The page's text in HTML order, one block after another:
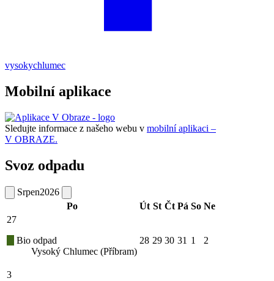
vysokychlumec
Mobilní aplikace
Sledujte informace z našeho webu v mobilní aplikaci –
V OBRAZE.
Svoz odpadu
Srpen2026
Po
Út St Čt Pá So Ne
27
Bio odpad
Vysoký Chlumec (Příbram)
28 29 30 31 1 2
3